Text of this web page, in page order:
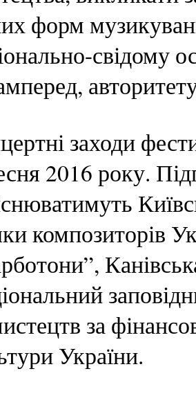
форм
свідому
заходи
2016 року.
композиторів
за
України.